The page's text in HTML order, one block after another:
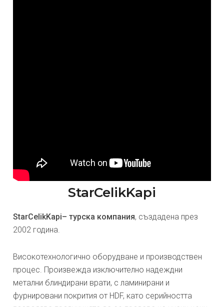
StarCelikKapi
StarCelikKapi– турска компания, създадена през
2002 година.
Високотехнологично оборудване и производствен
процес. Произвежда изключително надеждни
метални блиндирани врати, с ламинирани и
фурнировани покрития от HDF, като серийността